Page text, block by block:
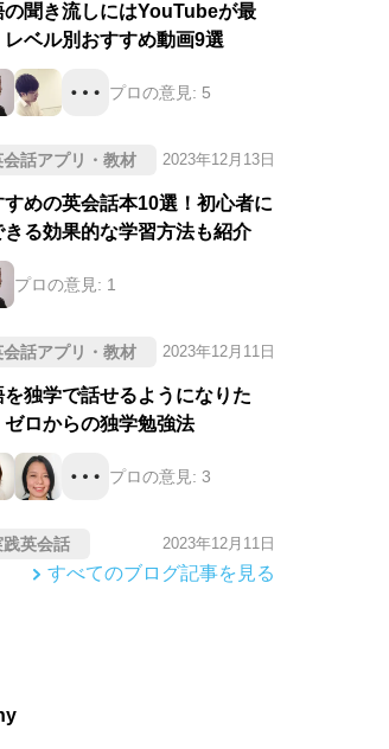
の聞き流しにはYouTubeが最
レベル別おすすめ動画9選
プロの意見: 5
会話アプリ・教材 2023年12月13日
すめの英会話本10選！初心者に
きる効果的な学習方法も紹介
プロの意見: 1
会話アプリ・教材 2023年12月11日
を独学で話せるようになりた
ゼロからの独学勉強法
プロの意見: 3
践英会話 2023年12月11日
すべてのブログ記事を見る